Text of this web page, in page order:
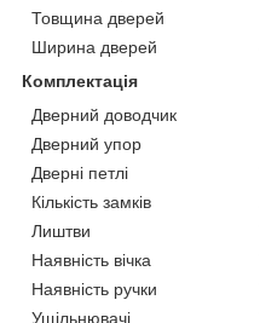
Товщина дверей
Ширина дверей
Комплектація
Дверний доводчик
Дверний упор
Дверні петлі
Кількість замків
Лиштви
Наявність вічка
Наявність ручки
Ущільнювачі